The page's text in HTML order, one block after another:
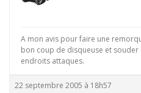
A mon avis pour faire une
bon coup de disqueuse et
endroits attaques.
22 septembre 2005 à 18h57